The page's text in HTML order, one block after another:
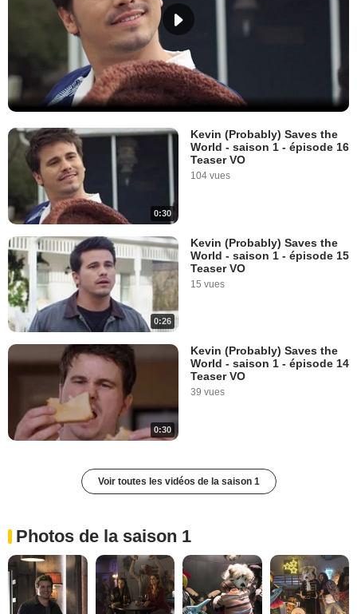
0:30
Kevin (Probably) Saves the
World - saison 1 - épisode 16
Teaser VO
104 vues
0:26
Kevin (Probably) Saves the
World - saison 1 - épisode 15
Teaser VO
15 vues
0:30
Kevin (Probably) Saves the
World - saison 1 - épisode 14
Teaser VO
39 vues
Voir toutes les vidéos de la saison 1
Photos de la saison 1